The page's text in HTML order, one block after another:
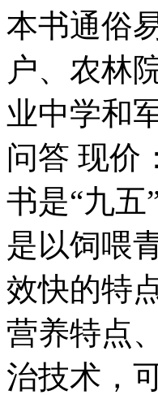
本书通俗
户、农林
业中学和
问答 现价
书是“九
是以饲喂
效快的特
营养特点
治技术，